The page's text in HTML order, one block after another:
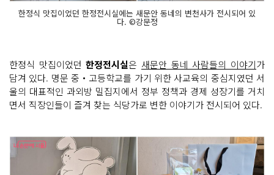
한정식 맛집이었던 한정전시실에는 새문안 동네의 변천사가 전시되어 있
다. ©강문정
한정식 맛집이었던한정전시실은 새문안 동네 사람들의 이야기가
담겨 있다. 명문 중‧고등학교를 가기 위한 사교육의 중심지였던 서
울의 대표적인 과외방 밀집지에서 정부 정책과 경제 성장기를 거치
면서 직장인들이 즐겨 찾는 식당가로 변한 이야기가 전시되어 있다.